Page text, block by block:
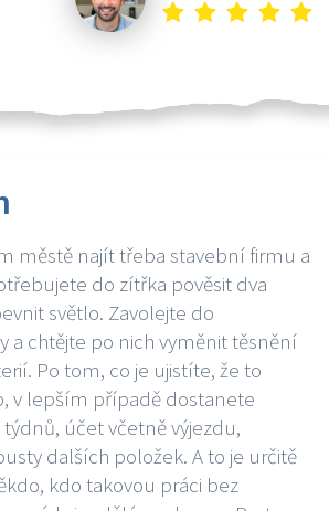
městě najít třeba stavební firmu a
do zítřka pověsit dva
světlo. Zavolejte do
a chtějte po nich vyměnit těsnění
Po tom, co je ujistíte, že to
v lepším případě dostanete
účet včetně výjezdu,
dalších položek. A to je určitě
kdo takovou práci bez